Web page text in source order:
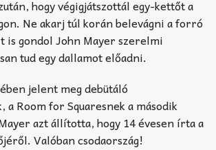
hogy végigjátszottál egy-kettőt a
Ne akarj túl korán belevágni a forró
is gondol John Mayer szerelmi
tud egy dallamot előadni.
jelent meg debütáló
a Room for Squaresnek a második
azt állította, hogy 14 évesen írta a
Valóban csodaország!